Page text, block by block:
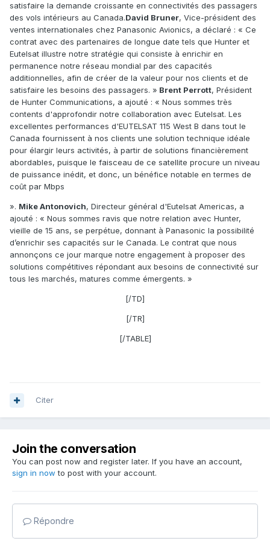
satisfaire la demande croissante en connectivités des passagers
des vols intérieurs au Canada.David Bruner, Vice-président des
ventes internationales chez Panasonic Avionics, a déclaré : « Ce
contrat avec des partenaires de longue date tels que Hunter et
Eutelsat illustre notre stratégie qui consiste à enrichir en
permanence notre réseau mondial par des capacités
additionnelles, afin de créer de la valeur pour nos clients et de
satisfaire les besoins des passagers. » Brent Perrott, Président
de Hunter Communications, a ajouté : « Nous sommes très
contents d'approfondir notre collaboration avec Eutelsat. Les
excellentes performances d'EUTELSAT 115 West B dans tout le
Canada fournissent à nos clients une solution technique idéale
pour élargir leurs activités, à partir de solutions financièrement
abordables, puisque le faisceau de ce satellite procure un niveau
de puissance inédit, et donc, un bénéfice notable en termes de
coût par Mbps
». Mike Antonovich, Directeur général d'Eutelsat Americas, a
ajouté : « Nous sommes ravis que notre relation avec Hunter,
vieille de 15 ans, se perpétue, donnant à Panasonic la possibilité
d’enrichir ses capacités sur le Canada. Le contrat que nous
annonçons ce jour marque notre engagement à proposer des
solutions compétitives répondant aux besoins de connectivité sur
tous les marchés, matures comme émergents. »
[/TD]
[/TR]
[/TABLE]
Citer
Join the conversation
You can post now and register later. If you have an account,
sign in now to post with your account.
Répondre